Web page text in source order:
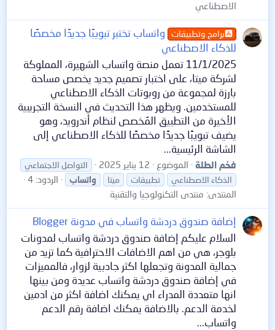
الاصطناعي
برامج وتطبيقات
واتساب تختبر تبويبًا جديدًا مخصصًا
للذكاء الاصطناعي
11/1/2025 تعمل منصة واتساب الشهيرة، المملوكة
لشركة ميتا، على اختبار تصميم جديد يخصص مساحة
بارزة لمجموعة من روبوتات الذكاء الاصطناعي
للمستخدمين. ويظهر هذا التحديث في النسخة التجريبية
الأخيرة من التطبيق المُخصص لنظام أندرويد، وهو
يضيف تبويبًا جديدًا مخصصًا للذكاء الاصطناعي إلى
الشاشة الرئيسية...
فخم الطلة الموضوع 12 يناير 2025
التواصل الاجتماعي
الذكاء الاصطناعي
تطبيقات ميتا واتساب
الردود: 4
المنتدى: منتدى التكنولوجيا والتقنية
إضافة صندوق دردشة واتساب في مدونة Blogger
السلام عليكم إضافة صندوق دردشة واتساب لمدونات
بلوجر، هي من اهم الاضافات الاحترافية كما تزيد من
جمالية المدونة وتجعلها اكثر جادبية لزوار، فالمميزات
في إضافة صندوق دردشة واتساب عديدة ومن بينها
انها متعددة المدراء اي يمكنك اضافة اكثر من ادمين
لخدمة الدعم. بالاضافة يمكنك اضافة رقم الدعم
واتساب...